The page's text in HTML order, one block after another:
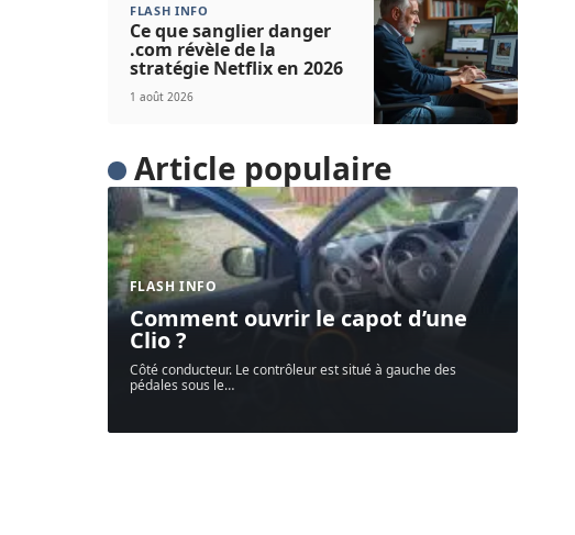
FLASH INFO
Ce que sanglier danger
.com révèle de la
stratégie Netflix en 2026
1 août 2026
Article populaire
FLASH INFO
Comment ouvrir le capot d’une
Clio ?
Côté conducteur. Le contrôleur est situé à gauche des
pédales sous le…